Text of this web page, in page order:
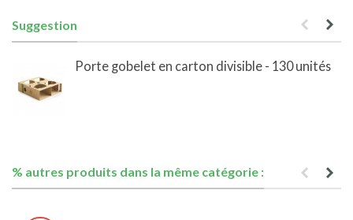
Suggestion
Porte gobelet en carton divisible - 130 unités
% autres produits dans la même catégorie :